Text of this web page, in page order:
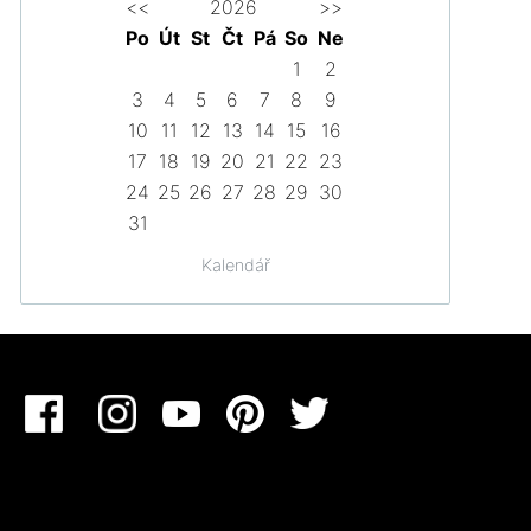
Kalendář
<< 2026
>>
Po Út St Čt Pá So Ne
1
2
3
4 5 6 7 8
9
10
11 12 13 14 15
16
17 18 19 20 21 22 23
24 25 26 27 28 29 30
31